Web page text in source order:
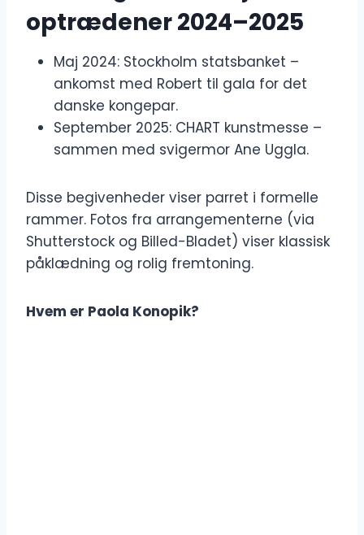
optrædener 2024–2025
Maj 2024: Stockholm statsbanket –
ankomst med Robert til gala for det
danske kongepar.
September 2025: CHART kunstmesse –
sammen med svigermor Ane Uggla.
Disse begivenheder viser parret i formelle
rammer. Fotos fra arrangementerne (via
Shutterstock og Billed-Bladet) viser klassisk
påklædning og rolig fremtoning.
Hvem er Paola Konopik?